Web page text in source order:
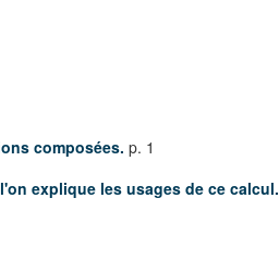
composées. p. 1
explique les usages de ce calcul.